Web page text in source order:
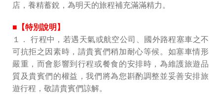
店，養精蓄銳，為明天的旅程補充滿滿精力。
■【特別說明】
１． ⾏程中，若遇天氣或航空公司、國外路程塞⾞之不
可抗拒之因素時，請貴賓們稍加耐⼼等候。如塞⾞情形
嚴重，⽽會影響到⾏程或餐食的安排時，為維護旅遊品
質及貴賓們的權益，我們將為您斟酌調整並妥善安排旅
遊⾏程，敬請貴賓們諒解。